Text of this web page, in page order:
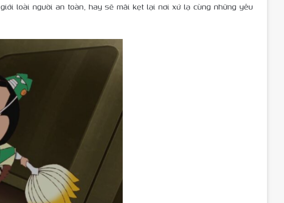
loài người an toàn, hay sẽ mãi kẹt lại nơi xứ lạ cùng những yêu